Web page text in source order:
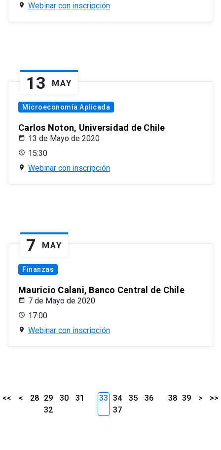
Webinar con inscripción
13 MAY
Microeconomía Aplicada
Carlos Noton, Universidad de Chile
13 de Mayo de 2020
15:30
Webinar con inscripción
7 MAY
Finanzas
Mauricio Calani, Banco Central de Chile
7 de Mayo de 2020
17:00
Webinar con inscripción
<< < 28 29 30
31
32
33 34 35
36
37
38 39 > >>